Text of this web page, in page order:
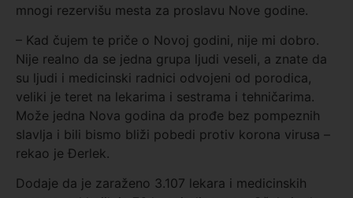
mnogi rezervišu mesta za proslavu Nove godine.
– Kad čujem te priče o Novoj godini, nije mi dobro.
Nije realno da se jedna grupa ljudi veseli, a znate da
su ljudi i medicinski radnici odvojeni od porodica,
veliki je teret na lekarima i sestrama i tehničarima.
Može jedna Nova godina da prođe bez pompeznih
slavlja i bili bismo bliži pobedi protiv korona virusa –
rekao je Đerlek.
Dodaje da je zaraženo 3.107 lekara i medicinskih